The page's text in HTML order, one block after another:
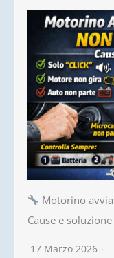
Motorino
Cause e
17 Marzo 2026